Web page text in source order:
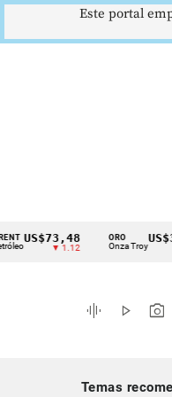
Cintillo
indicadores
económicos
▼ 1.12
ORO
Onza Troy
graphic_eq play_arrow photo_camera
Temas
Este portal